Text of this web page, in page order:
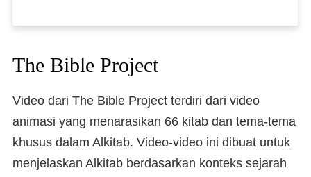
The Bible Project
Video dari The Bible Project terdiri dari video
animasi yang menarasikan 66 kitab dan tema-tema
khusus dalam Alkitab. Video-video ini dibuat untuk
menjelaskan Alkitab berdasarkan konteks sejarah